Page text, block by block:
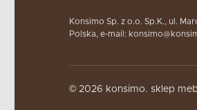
Konsimo Sp. z o.o. Sp.K., ul.
Polska, e-mail:
© 2026 konsimo. sklep